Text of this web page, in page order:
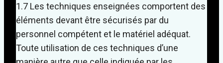
1.7 Les techniques enseignées comportent des
éléments devant être sécurisés par du
personnel compétent et le matériel adéquat.
Toute utilisation de ces techniques d’une